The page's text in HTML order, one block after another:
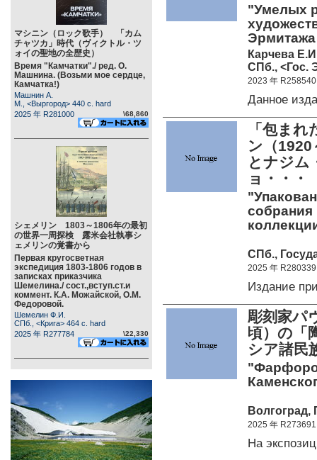
マシニン（ロック歌手） 「カム
チャツカ」時代（ヴィクトル・ツ
ォイの聖地の全歴史）
Время "Камчатки"./ ред. О.
Машнина. (Возьми мое сердце,
Камчатка!)
Машнин А.
М., <Выргород> 440 c. hard
2025 年 R281000
\68,860
シェメリン 1803～1806年の最初
の世界一周探検 露米会社執事シ
ェメリンの覚書から
Первая кругосветная
экспедиция 1803-1806 годов в
записках приказчика
Шемелина./ сост.,вступ.ст.и
коммент. К.А. Можайской, О.М.
Федоровой.
Шемелин Ф.И.
СПб., <Крига> 464 c. hard
2025 年 R277784
\22,330
"Умелых
Карчева
СПб., <Гос.
2023 年 R258540
Данное
「包ま
ン（
とナジム
ョ・・・
собрания
СПб.,
2025 年 R280339
Издание
彫刻家パ
頃）の
シア諸民
Волгоград,
2025 年 R273691
На